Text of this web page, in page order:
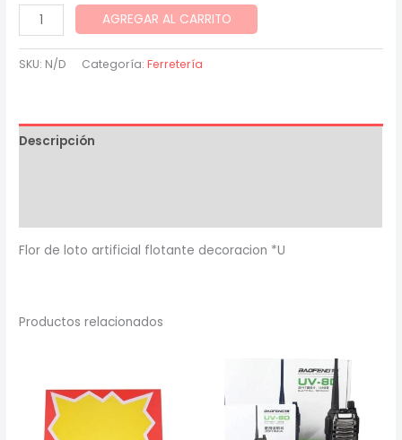
through
$ 750.00
Flor
de
loto
decoracion
*
AGREGAR AL CARRITO
SKU: N/D Categoría:Ferretería
Descripción
Flor de loto artificial flotante decoracion *U
Productos relacionados